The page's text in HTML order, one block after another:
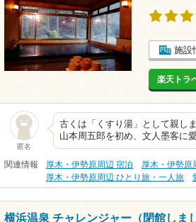
施設
楽天トラ
匿名
古くは「くすり湯」として親し
山本周五郎を初め、文人墨客に
関連情報 厚木・伊勢原周辺 宿泊 厚木・伊勢原
厚木・伊勢原周辺 ひとり旅・一人旅
横浜温泉 チャレンジャー（閉館しま